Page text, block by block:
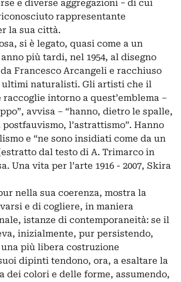
e diverse aggregazioni − di cui
rappresentante
la sua città.
si è legato, quasi come a un
più tardi, nel 1954, al disegno
Francesco Arcangeli e racchiuso
ultimi naturalisti. Gli artisti che il
intorno a quest’emblema –
avvisa – “hanno, dietro le spalle,
l’astrattismo”. Hanno
e “ne sono insidiati come da un
dal testo di A. Trimarco in
Una vita per l’arte 1916 - 2007, Skira
nella sua coerenza, mostra la
e di cogliere, in maniera
istanze di contemporaneità: se il
inizialmente, pur persistendo,
più libera costruzione
dipinti tendono, ora, a esaltare la
dei colori e delle forme, assumendo,